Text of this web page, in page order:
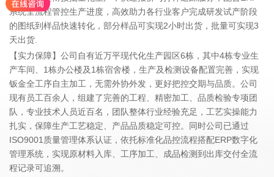
系统全流程管控生产进度，高效助力各行业客户完成研发试产阶段
的图纸到样品快速转化，部分样品可实现2小时出货，批量可实现3
天出货.
【实力保障】公司自有近万平现代化生产园区6栋，其中4栋专业生
产车间、1栋办公楼及1栋宿舍楼，生产及检测设备配置完善，实现
钣金全工序自主加工，无需外协外发，更好把控交期与品质。公司
现有员工百余人，组建了完善的工程、精密加工、品质检验专项团
队，专业技术人员近百名，团队整体行业经验充足，工艺实操能力
扎实，保障生产工艺稳定、产品品质稳定可控。同时公司已通过
ISO9001质量管理体系认证，依托标准化品控流程搭配ERP数字化
管理系统，实现原材料入库、工序加工、成品检测到出库交付全流
程记录可追溯。